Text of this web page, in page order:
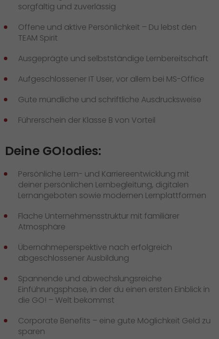
sorgfältig und zuverlässig
Offene und aktive Persönlichkeit – Du lebst den
TEAM Spirit
Ausgeprägte und selbstständige Lernbereitschaft
Aufgeschlossener IT User, vor allem bei MS-Office
Gute mündliche und schriftliche Ausdrucksweise
Führerschein der Klasse B von Vorteil
Deine GO!odies:
Persönliche Lern- und Karriereentwicklung mit
deiner persönlichen Lernbegleitung, digitalen
Lernangeboten sowie modernen Lernplattformen
Flache Unternehmensstruktur mit familiärer
Atmosphäre
Übernahmeperspektive nach erfolgreich
abgeschlossener Ausbildung
Spannende und abwechslungsreiche
Einführungsphase, in der du einen ersten Einblick in
die GO! – Welt bekommst
Corporate Benefits – eine gute Möglichkeit Geld zu
sparen